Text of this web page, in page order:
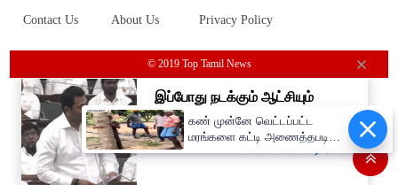
Contact Us About Us Privacy Policy
© 2019 Top Tamil News
கண் முன்னே வெட்டப்பட்ட
மரங்களை கட்டி அணைத்தபடி
கதறி அழுத பெண்- வீடியோ